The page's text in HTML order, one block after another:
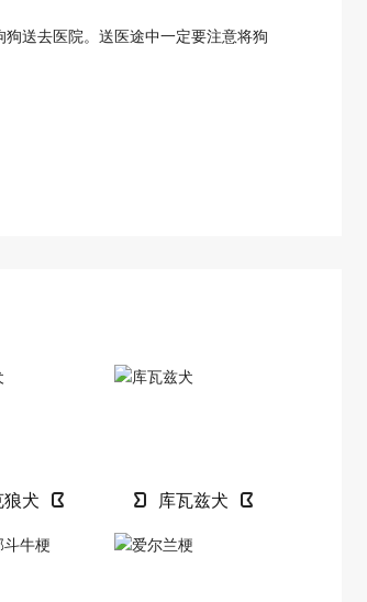
送去医院。送医途中一定要注意将狗
犬 库瓦兹犬